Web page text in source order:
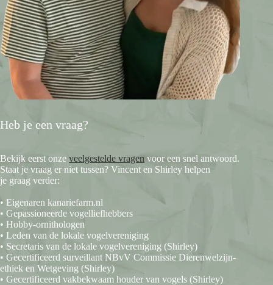
Heb je een vraag?
Bekijk eerst onze veelgestelde vragen voor een snel antwoord.
Staat je vraag er niet tussen? Vincent en Shirley helpen
je graag verder:
• Eigenaren kanariefarm.nl
• Gepassioneerde vogelliefhebbers
• Hobby-ornithologen
• Leden van de lokale vogelvereniging
• Secretaris van de lokale vogelvereniging (Shirley)
• Gecertificeerd surveillant NBvV Commissie Dierenwelzijn-
ethiek en Wetgeving (Shirley)
• Gecertificeerd vakbekwaam houder van vogels (Shirley)